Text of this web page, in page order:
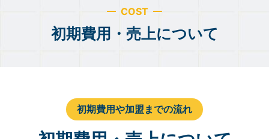
COST
初期費用・売上について
初期費用や加盟までの流れ